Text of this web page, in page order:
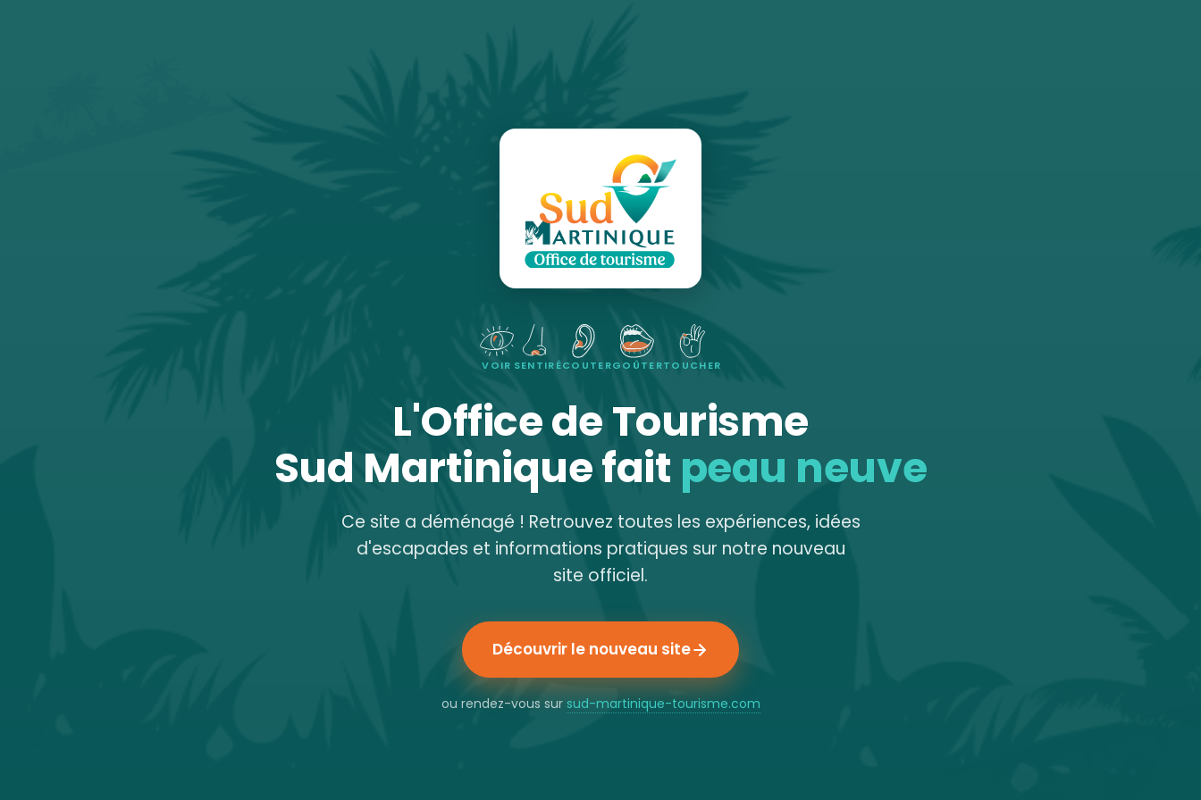
VOIR SENTIRÉCOUTERGOÛTERTOUCHER
L'Office de Tourisme
Sud Martinique fait peau neuve
Ce site a déménagé ! Retrouvez toutes les expériences, idées
d'escapades et informations pratiques sur notre nouveau
site officiel.
Découvrir le nouveau site
ou rendez-vous sur sud-martinique-tourisme.com